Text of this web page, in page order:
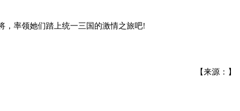
，率领她们踏上统一三国的激情之旅吧!
【来源：】